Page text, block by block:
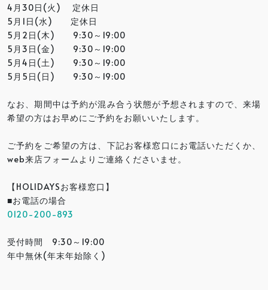
4月30日(火) 定休日
5月1日(水) 定休日
5月2日(木) 9:30～19:00
5月3日(金) 9:30～19:00
5月4日(土) 9:30～19:00
5月5日(日) 9:30～19:00
なお、期間中は予約が混み合う状態が予想されますので、来場
希望の方はお早めにご予約をお願いいたします。
ご予約をご希望の方は、下記お客様窓口にお電話いただくか、
web来店フォームよりご連絡くださいませ。
【HOLIDAYSお客様窓口】
■お電話の場合
0120-200-893
受付時間 9:30～19:00
年中無休(年末年始除く)